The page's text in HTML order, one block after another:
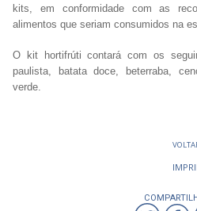
kits, em conformidade com as
alimentos que seriam consumidos na
O kit hortifrúti contará com os
paulista, batata doce, beterraba,
verde.